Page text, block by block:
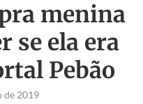
menina
se ela era
Pebão
de 2019